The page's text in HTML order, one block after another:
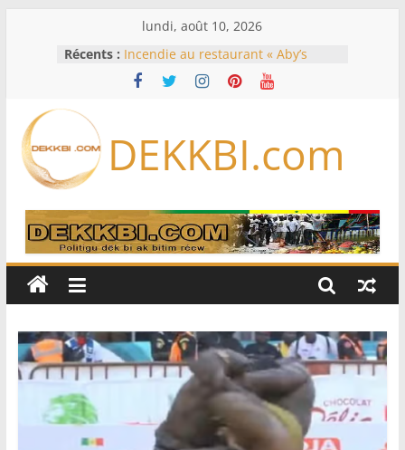
lundi, août 10, 2026
Récents : Incendie au restaurant « Aby’s
Garden » : le témoignage glaçant
du livreur sur les heures précédant
meilleurs endroits pour l’observer
en Europe, en Amérique du Nord
Pentagone demande à l’industrie
de l’armement d’accélérer sa
production
États-Unis: 30 ans après le meurtre
gang devant la justice lors d’un
Koumpentoum : l’Adn/Nouvel
horizon veut fédérer les forces du
Niani
DEKKBI.com